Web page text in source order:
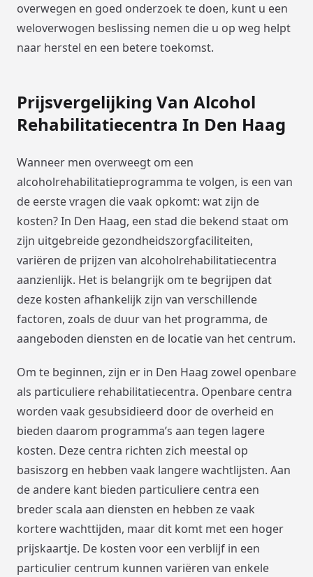
overwegen en goed onderzoek te doen, kunt u een
weloverwogen beslissing nemen die u op weg helpt
naar herstel en een betere toekomst.
Prijsvergelijking Van Alcohol
Rehabilitatiecentra In Den Haag
Wanneer men overweegt om een
alcoholrehabilitatieprogramma te volgen, is een van
de eerste vragen die vaak opkomt: wat zijn de
kosten? In Den Haag, een stad die bekend staat om
zijn uitgebreide gezondheidszorgfaciliteiten,
variëren de prijzen van alcoholrehabilitatiecentra
aanzienlijk. Het is belangrijk om te begrijpen dat
deze kosten afhankelijk zijn van verschillende
factoren, zoals de duur van het programma, de
aangeboden diensten en de locatie van het centrum.
Om te beginnen, zijn er in Den Haag zowel openbare
als particuliere rehabilitatiecentra. Openbare centra
worden vaak gesubsidieerd door de overheid en
bieden daarom programma’s aan tegen lagere
kosten. Deze centra richten zich meestal op
basiszorg en hebben vaak langere wachtlijsten. Aan
de andere kant bieden particuliere centra een
breder scala aan diensten en hebben ze vaak
kortere wachttijden, maar dit komt met een hoger
prijskaartje. De kosten voor een verblijf in een
particulier centrum kunnen variëren van enkele